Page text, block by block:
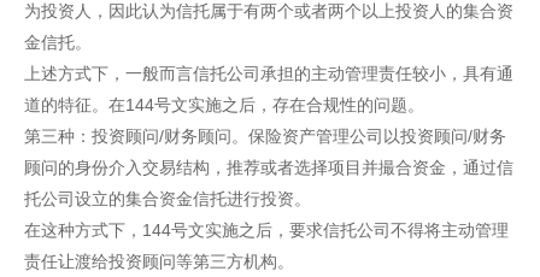
为投资人，因此认为信托属于有两个或者两个以上投资人的集合资
金信托。
上述方式下，一般而言信托公司承担的主动管理责任较小，具有通
道的特征。在144号文实施之后，存在合规性的问题。
第三种：投资顾问/财务顾问。保险资产管理公司以投资顾问/财务
顾问的身份介入交易结构，推荐或者选择项目并撮合资金，通过信
托公司设立的集合资金信托进行投资。
在这种方式下，144号文实施之后，要求信托公司不得将主动管理
责任让渡给投资顾问等第三方机构。